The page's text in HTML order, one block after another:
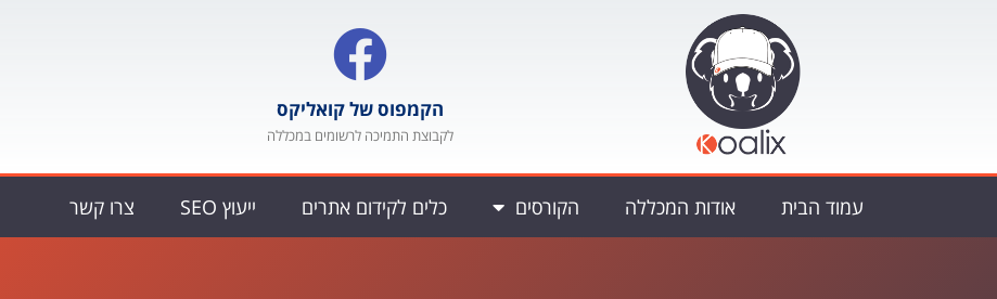
הקמפוס של קואליקס
לקבוצת התמיכה לרשומים במכללה
עמוד הבית אודות המכללה הקורסים כלים לקידום אתרים ייעוץ SEO צרו קשר